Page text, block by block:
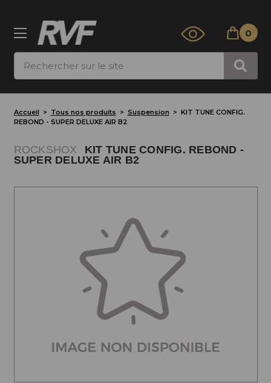
0
Accueil Tous nos produits Suspension
KIT TUNE CONFIG.
REBOND - SUPER DELUXE AIR B2
ROCKSHOX
KIT TUNE CONFIG. REBOND -
SUPER DELUXE AIR B2